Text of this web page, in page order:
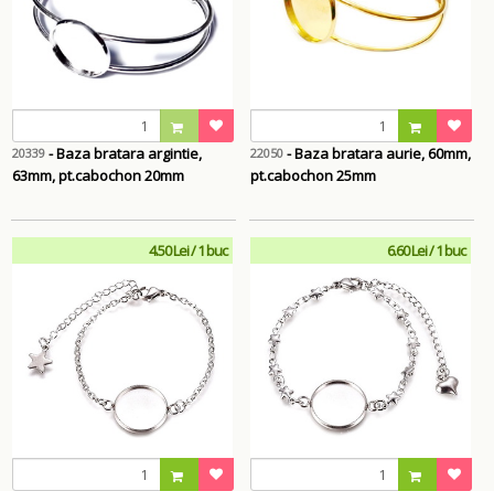
20339 - Baza bratara argintie,
63mm, pt.cabochon 20mm
22050- Baza bratara aurie, 60mm,
pt.cabochon 25mm
4.50 Lei / 1 buc 6.60 Lei / 1 buc